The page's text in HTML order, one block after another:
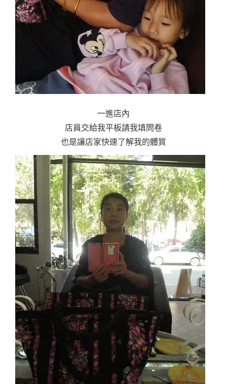
一進店內
店員交給我平板請我填問卷
也是讓店家快速了解我的體質